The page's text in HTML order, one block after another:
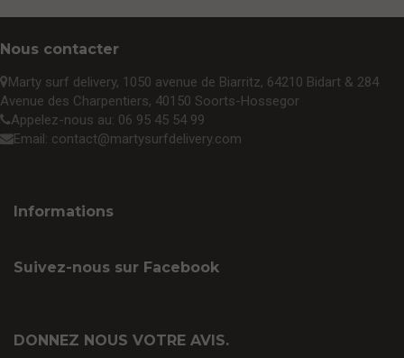
Nous contacter
Marty surf delivery, 1050 avenue de Biarritz, 64210 Bidart & 284
Avenue des Charpentiers, 40150 Soorts-Hossegor
Appelez-nous au: 06 95 45 54 99
Email: contact@martysurfdelivery.com
Informations
Suivez-nous sur Facebook
DONNEZ NOUS VOTRE AVIS.